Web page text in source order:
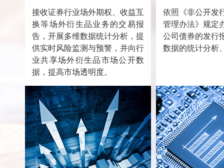
接收证券行业场外期权、收益互
换等场外衍生品业务的交易报
告，开展多维数据统计分析，提
供实时风险监测与预警，并向行
业共享场外衍生品市场公开数
据，提高市场透明度。
依照《非公开发
管理办法》规定
公司债券的发行
数据的统计分析